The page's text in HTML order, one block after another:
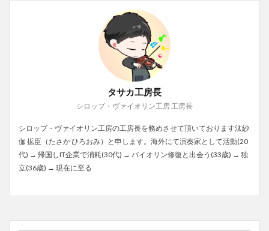
タサカ工房長
シロップ・ヴァイオリン工房 工房長
シロップ・ヴァイオリン工房の工房長を務めさせて頂いております汰紗
伽 拡臣（たさか ひろおみ）と申します。海外にて演奏家として活動(20
代) → 帰国しIT企業で消耗(30代) → バイオリン修復と出会う(33歳) → 独
立(36歳) → 現在に至る